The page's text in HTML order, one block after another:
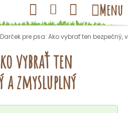
Hľadať Prihlásenie
Nákupný
košík
Menu
Darček pre psa: Ako vybrať ten
vybrať ten
a zmysluplný